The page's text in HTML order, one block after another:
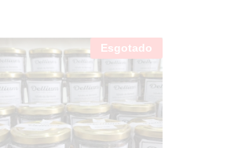
Esgotado